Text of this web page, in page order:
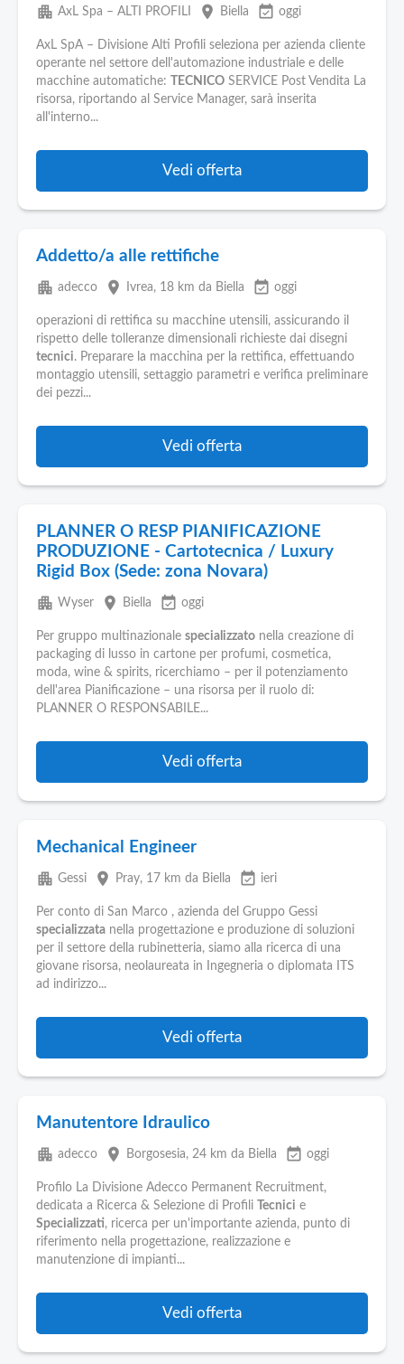
apartment AxL Spa – ALTI PROFILI place Biella event_available oggi
AxL SpA – Divisione Alti Profili seleziona per azienda cliente
operante nel settore dell'automazione industriale e delle
macchine automatiche:
TECNICO SERVICE Post Vendita La
risorsa, riportando al Service Manager, sarà inserita
all'interno...
Vedi offerta
Addetto/a alle rettifiche
apartment adecco place Ivrea, 18 km da Biella event_available oggi
operazioni di rettifica su macchine utensili, assicurando il
rispetto delle tolleranze dimensionali richieste dai disegni
tecnici. Preparare la macchina per la rettifica, effettuando
montaggio utensili, settaggio parametri e verifica preliminare
dei pezzi...
Vedi offerta
PLANNER O RESP PIANIFICAZIONE
PRODUZIONE - Cartotecnica / Luxury
Rigid Box (Sede: zona Novara)
apartment Wyser place Biella event_available oggi
Per gruppo multinazionale specializzato nella creazione di
packaging di lusso in cartone per profumi, cosmetica,
moda, wine & spirits, ricerchiamo – per il potenziamento
dell'area Pianificazione – una risorsa per il ruolo di:
PLANNER O RESPONSABILE...
Vedi offerta
Mechanical Engineer
apartment Gessi place Pray, 17 km da Biella event_available ieri
Per conto di San Marco , azienda del Gruppo Gessi
specializzata nella progettazione e produzione di soluzioni
per il settore della rubinetteria, siamo alla ricerca di una
giovane risorsa, neolaureata in Ingegneria o diplomata ITS
ad indirizzo...
Vedi offerta
Manutentore Idraulico
apartment adecco place Borgosesia, 24 km da Biella event_available oggi
Profilo La Divisione Adecco Permanent Recruitment,
dedicata a Ricerca & Selezione di Profili
Tecnici e
Specializzati, ricerca per un'importante azienda, punto di
riferimento nella progettazione, realizzazione e
manutenzione di impianti...
Vedi offerta